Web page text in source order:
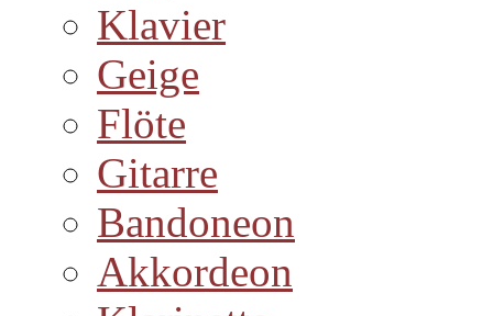
Klavier
Geige
Flöte
Gitarre
Bandoneon
Akkordeon